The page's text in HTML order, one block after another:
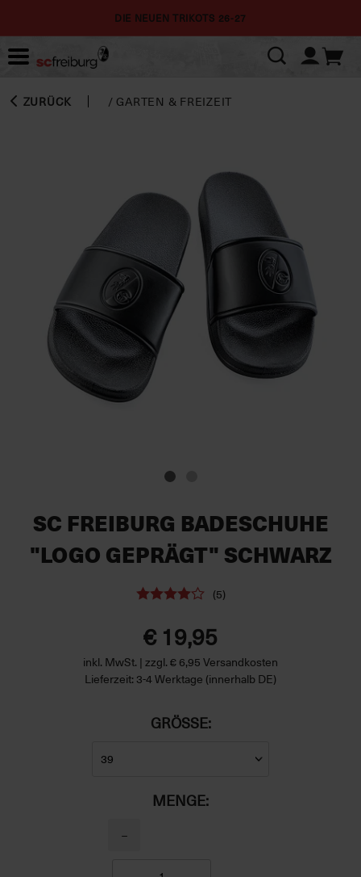
DIE NEUEN TRIKOTS 26-27
ZURÜCK / GARTEN & FREIZEIT
SC FREIBURG BADESCHUHE
"LOGO GEPRÄGT" SCHWARZ
(5)
€ 19,95
inkl. MwSt. | zzgl. € 6,95 Versandkosten
Lieferzeit: 3-4 Werktage (innerhalb DE)
GRÖSSE:
MENGE:
−